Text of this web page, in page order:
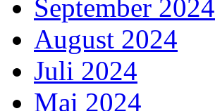
September 2024
August 2024
Juli 2024
Mai 2024